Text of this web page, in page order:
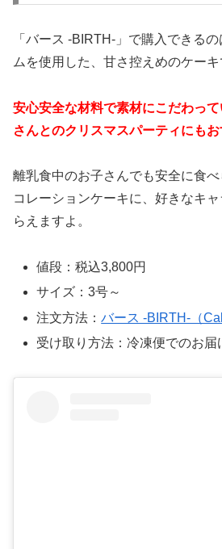
「バース -BIRTH-」で購入できる
ムを使用した、甘さ控えめのケーキ
安心安全な材料で素材にこだわっ
さんとのクリスマスパーティにもお
離乳食中のお子さんでも安全に食
コレーションケーキに、好きなキ
らえますよ。
値段：税込3,800円
サイズ：3号～
注文方法：バース -BIRTH-（
受け取り方法：冷凍便でのお届